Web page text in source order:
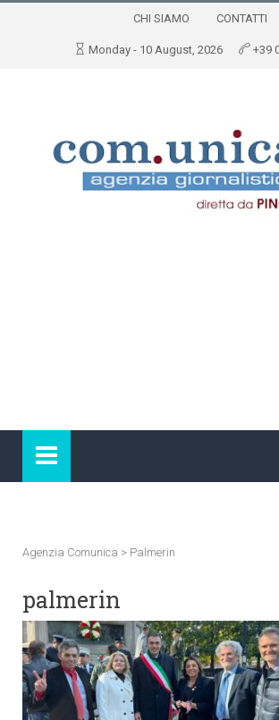
CHI SIAMO CONTATTI
Monday - 10 August, 2026 +39
Agenzia Comunica > Palmerin
palmerin